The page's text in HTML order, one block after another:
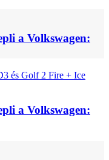
a Volkswagen:
a Volkswagen: